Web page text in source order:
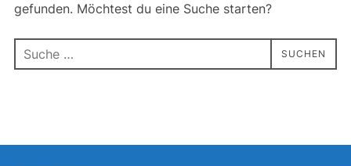
gefunden. Möchtest du eine Suche starten?
Suchen
nach:
SUCHEN